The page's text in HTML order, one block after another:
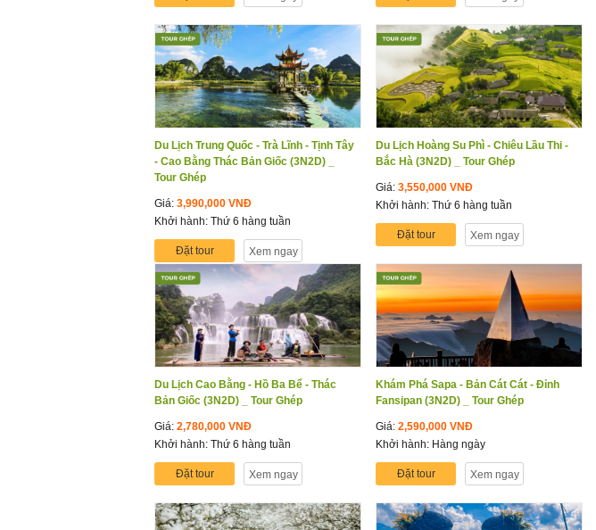
Du Lịch Trung Quốc - Trà Lĩnh - Tịnh Tây
- Cao Bằng Thác Bản Giốc (3N2D) _
Tour Ghép
Giá: 3,990,000 VNĐ
Khởi hành: Thứ 6 hàng tuần
Đặt tour Xem ngay
Du Lịch Hoàng Su Phì - Chiêu Lầu Thi -
Bắc Hà (3N2D) _ Tour Ghép
Giá: 3,550,000 VNĐ
Khởi hành: Thứ 6 hàng tuần
Đặt tour Xem ngay
Du Lịch Cao Bằng - Hồ Ba Bể - Thác
Bản Giốc (3N2D) _ Tour Ghép
Giá: 2,780,000 VNĐ
Khởi hành: Thứ 6 hàng tuần
Đặt tour Xem ngay
Khám Phá Sapa - Bản Cát Cát - Đỉnh
Fansipan (3N2D) _ Tour Ghép
Giá: 2,590,000 VNĐ
Khởi hành: Hàng ngày
Đặt tour Xem ngay